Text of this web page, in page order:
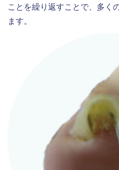
ことを繰り返すことで、多く
ます。